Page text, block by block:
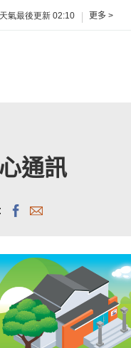
天氣最後更新 02:10 更多 >
通訊